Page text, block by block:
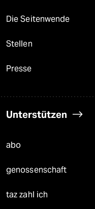
Die Seitenwende
Stellen
Presse
Unterstützen
abo
genossenschaft
taz zahl ich